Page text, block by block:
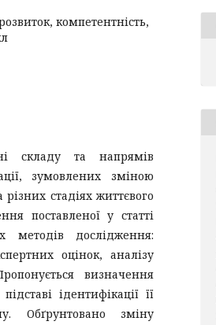
компетентність,
складу та напрямів
зумовлених зміною
стадіях життєвого
поставленої у статті
дослідження:
оцінок, аналізу
визначення
ідентифікації її
Обґрунтовано зміну